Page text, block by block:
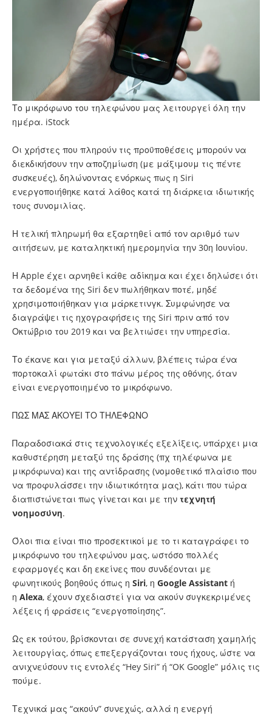
Το μικρόφωνο του τηλεφώνου μας λειτουργεί όλη την
ημέρα. iStock
Οι χρήστες που πληρούν τις προϋποθέσεις μπορούν να
διεκδικήσουν την αποζημίωση (με μάξιμουμ τις πέντε
συσκευές), δηλώνοντας ενόρκως πως η Siri
ενεργοποιήθηκε κατά λάθος κατά τη διάρκεια ιδιωτικής
τους συνομιλίας.
Η τελική πληρωμή θα εξαρτηθεί από τον αριθμό των
αιτήσεων, με καταληκτική ημερομηνία την 30η Ιουνίου.
Η Apple έχει αρνηθεί κάθε αδίκημα και έχει δηλώσει ότι
τα δεδομένα της Siri δεν πωλήθηκαν ποτέ, μηδέ
χρησιμοποιήθηκαν για μάρκετινγκ. Συμφώνησε να
διαγράψει τις ηχογραφήσεις της Siri πριν από τον
Οκτώβριο του 2019 και να βελτιώσει την υπηρεσία.
Το έκανε και για μεταξύ άλλων, βλέπεις τώρα ένα
πορτοκαλί φωτάκι στο πάνω μέρος της οθόνης, όταν
είναι ενεργοποιημένο το μικρόφωνο.
ΠΩΣ ΜΑΣ ΑΚΟΥΕΙ ΤΟ ΤΗΛΕΦΩΝΟ
Παραδοσιακά στις τεχνολογικές εξελίξεις, υπάρχει μια
καθυστέρηση μεταξύ της δράσης (πχ τηλέφωνα με
μικρόφωνα) και της αντίδρασης (νομοθετικό πλαίσιο που
να προφυλάσσει την ιδιωτικότητα μας), κάτι που τώρα
διαπιστώνεται πως γίνεται και με την τεχνητή
νοημοσύνη.
Όλοι πια είναι πιο προσεκτικοί με το τι καταγράφει το
μικρόφωνο του τηλεφώνου μας, ωστόσο πολλές
εφαρμογές και δη εκείνες που συνδέονται με
φωνητικούς βοηθούς όπως η Siri, η Google Assistant ή
η Alexa, έχουν σχεδιαστεί για να ακούν συγκεκριμένες
λέξεις ή φράσεις “ενεργοποίησης”.
Ως εκ τούτου, βρίσκονται σε συνεχή κατάσταση χαμηλής
λειτουργίας, όπως επεξεργάζονται τους ήχους, ώστε να
ανιχνεύσουν τις εντολές “Hey Siri” ή “OK Google” μόλις τις
πούμε.
Τεχνικά μας “ακούν” συνεχώς, αλλά η ενεργή